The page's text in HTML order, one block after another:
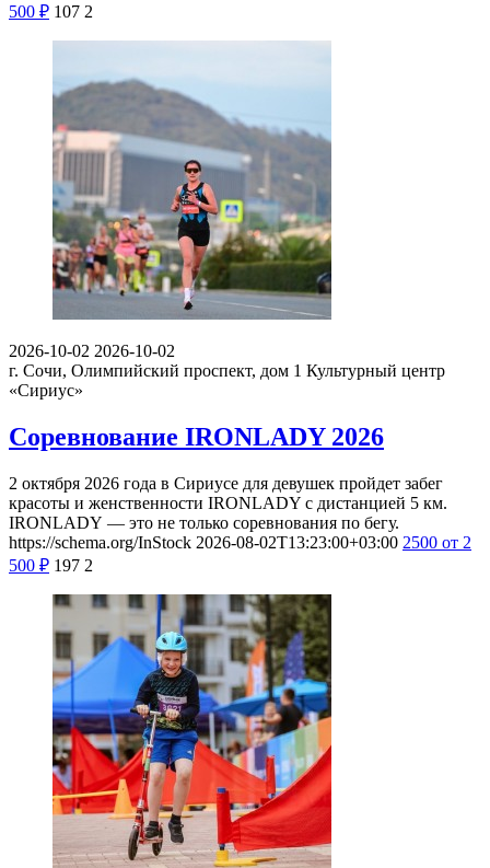
500 ₽ 107 2
2026-10-02 2026-10-02
г. Сочи, Олимпийский проспект, дом 1 Культурный центр
«Сириус»
Соревнование IRONLADY 2026
2 октября 2026 года в Сириусе для девушек пройдет забег
красоты и женственности IRONLADY с дистанцией 5 км.
IRONLADY — это не только соревнования по бегу.
https://schema.org/InStock 2026-08-02T13:23:00+03:00 2500 от 2
500 ₽ 197 2